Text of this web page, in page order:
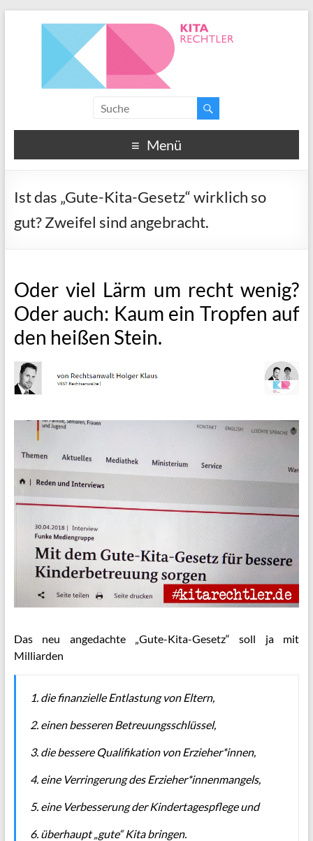
Menü
Ist das „Gute-Kita-Gesetz“ wirklich so
gut? Zweifel sind angebracht.
Oder viel Lärm um recht wenig?
Oder auch: Kaum ein Tropfen auf
den heißen Stein.
Das neu angedachte „Gute-Kita-Gesetz“ soll ja mit
Milliarden
1. die finanzielle Entlastung von Eltern,
2. einen besseren Betreuungsschlüssel,
3. die bessere Qualifikation von Erzieher*innen,
4. eine Verringerung des Erzieher*innenmangels,
5. eine Verbesserung der Kindertagespflege und
6. überhaupt „gute“ Kita bringen.